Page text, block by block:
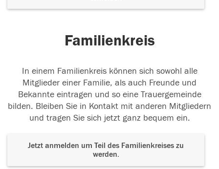
Familienkreis
In einem Familienkreis können sich sowohl alle
Mitglieder einer Familie, als auch Freunde und
Bekannte eintragen und so eine Trauergemeinde
bilden. Bleiben Sie in Kontakt mit anderen Mitgliedern
und tragen Sie sich jetzt ganz bequem ein.
Jetzt anmelden um Teil des Familienkreises zu
werden.